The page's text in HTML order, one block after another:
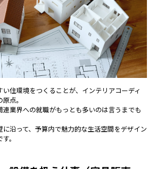
住環境をつくることが、インテリアコーディ
点。
連業界への就職がもっとも多いのは言うまでも
に沿って、予算内で魅力的な生活空間をデザイン
。